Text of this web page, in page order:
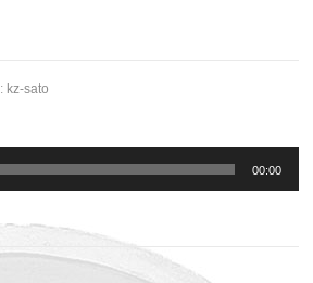
kz-sato
00:00